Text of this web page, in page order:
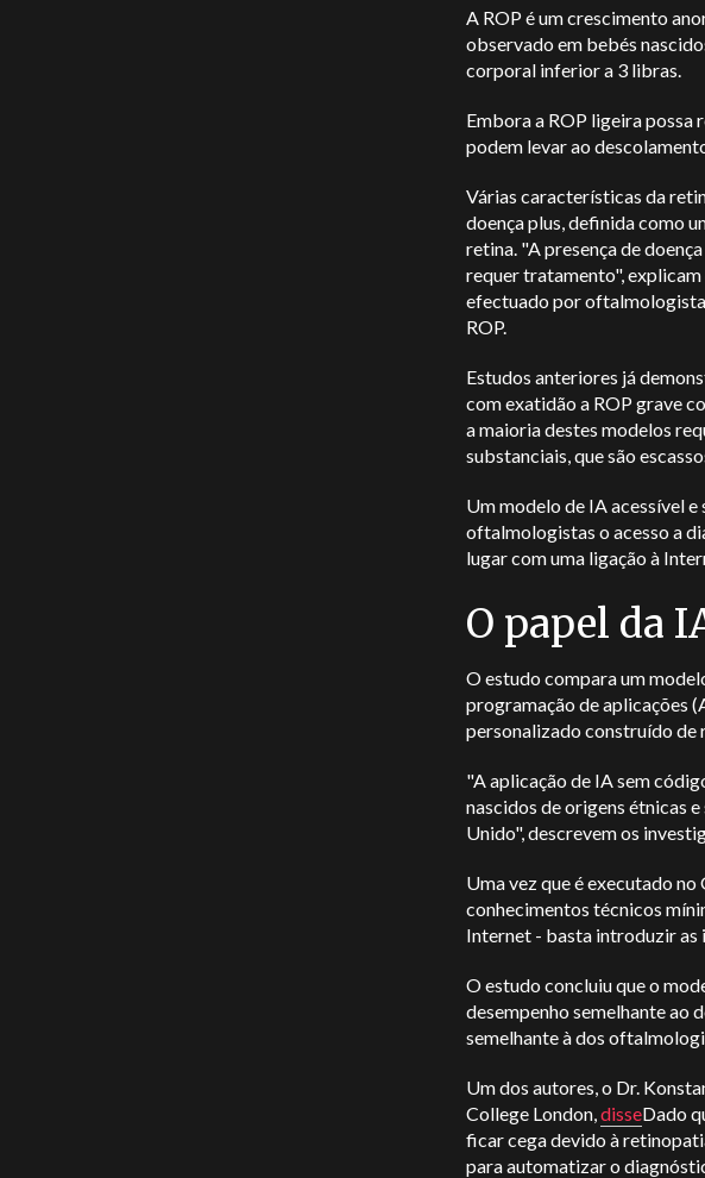
A ROP é um crescimento
observado em bebés
corporal inferior a 3 libras.
Embora a ROP ligeira possa
podem levar ao
Várias características da
doença plus, definida como
retina. "A presença de
requer tratamento",
efectuado por
ROP.
Estudos anteriores já
com exatidão a ROP grave
a maioria destes modelos
substanciais, que são
Um modelo de IA acessível
oftalmologistas o acesso a
lugar com uma ligação à
O papel da
O estudo compara um
programação de aplicações
personalizado construído de
"A aplicação de IA sem
nascidos de origens étnicas
Unido", descrevem os
Uma vez que é executado
conhecimentos técnicos
Internet - basta introduzir as
O estudo concluiu que o
desempenho semelhante ao
semelhante à dos
Um dos autores, o Dr.
College London,disseDado
ficar cega devido à
para automatizar o